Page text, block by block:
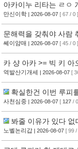
아카이누 리타는 ㄹㅇ
만신이학 | 2026-08-07 [ 67 / 0 ]
문해력을 갖춰야 사람
쎄이얌매 | 2026-08-07 [ 45 / 0 ]
카 샹 아카 >= 빅 키 아
역발산기개세
| 2026-08-07 [
확실한건 이번 루피
사천심중 | 2026-08-07 [ 127 /
봐줄 이유가 있다
노벨논리갑 | 2026-08-07 [ 99 /